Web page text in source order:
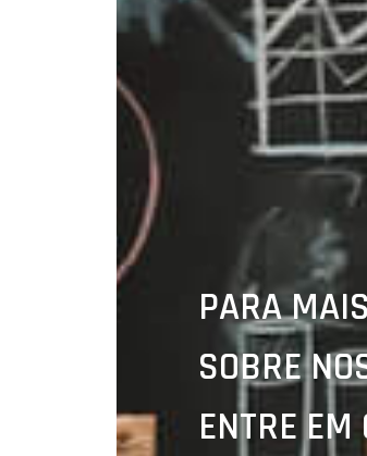
PARA
SOBRE
ENTRE EM